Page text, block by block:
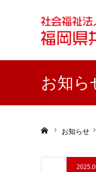
お知ら
お知らせ